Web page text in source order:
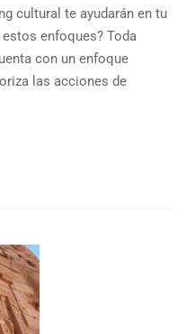
cultural te ayudarán en tu
enfoques? Toda
con un enfoque
las acciones de